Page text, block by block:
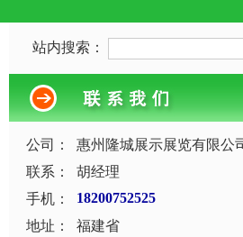
站内搜索：
公司：
惠州隆城展示展览有限公
联系：
胡经理
手机：
18200752525
地址：
福建省